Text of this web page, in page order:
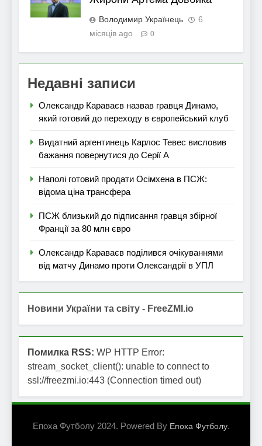
Володимир Українець
6
місяців ago
0
Недавні записи
Олександр Караваєв назвав гравця Динамо,
який готовий до переходу в європейський клуб
Видатний аргентинець Карлос Тевес висловив
бажання повернутися до Серії А
Наполі готовий продати Осімхена в ПСЖ:
відома ціна трансфера
ПСЖ близький до підписання гравця збірної
Франції за 80 млн євро
Олександр Караваєв поділився очікуваннями
від матчу Динамо проти Олександрії в УПЛ
Новини України та світу - FreeZMI.io
Помилка RSS: WP HTTP Error:
stream_socket_client(): unable to connect to
ssl://freezmi.io:443 (Connection timed out)
Епоха Футболу 2024. Powered By Епоха Футболу.